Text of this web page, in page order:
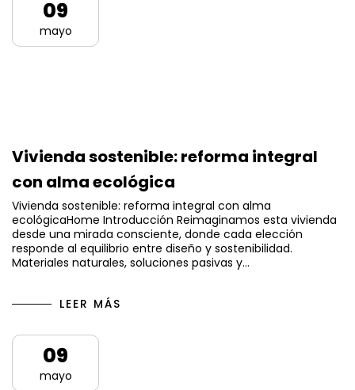
09
mayo
Vivienda sostenible: reforma integral
con alma ecológica
Vivienda sostenible: reforma integral con alma
ecológicaHome Introducción Reimaginamos esta vivienda
desde una mirada consciente, donde cada elección
responde al equilibrio entre diseño y sostenibilidad.
Materiales naturales, soluciones pasivas y…
LEER MÁS
09
mayo